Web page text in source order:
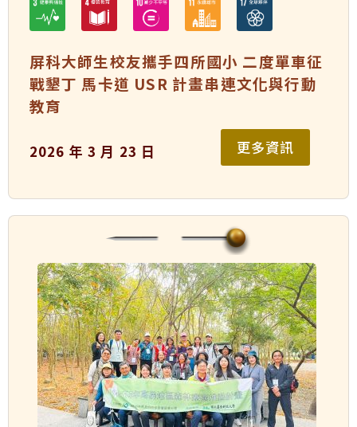
屏科大師生校友攜手四所國小 二度單車征
戰墾丁 馬卡道 USR 計畫串連文化與行動
教育
2026 年 3 月 23 日 更多資訊